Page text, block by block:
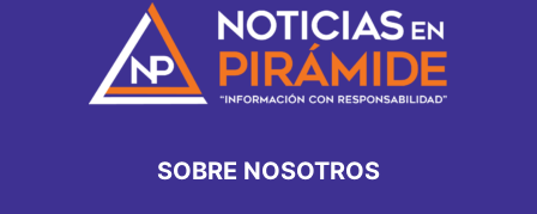
SOBRE NOSOTROS